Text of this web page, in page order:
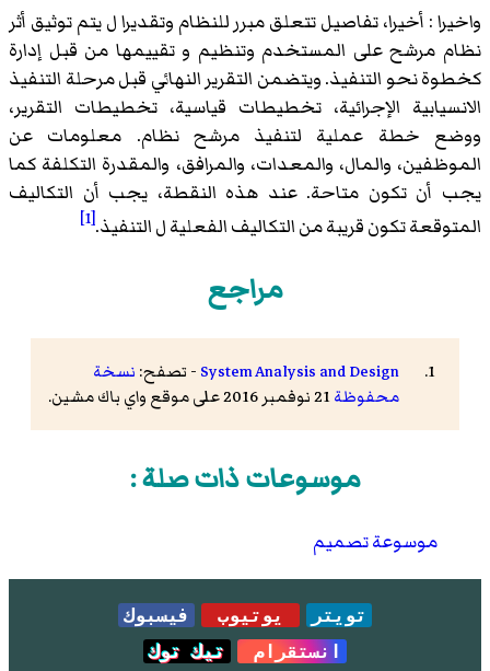
واخيرا : أخيرا، تفاصيل تتعلق مبرر للنظام وتقديرا ل يتم توثيق أثر
نظام مرشح على المستخدم وتنظيم و تقييمها من قبل إدارة
كخطوة نحو التنفيذ. ويتضمن التقرير النهائي قبل مرحلة التنفيذ
الانسيابية الإجرائية، تخطيطات قياسية، تخطيطات التقرير،
ووضع خطة عملية لتنفيذ مرشح نظام. معلومات عن
الموظفين، والمال، والمعدات، والمرافق، والمقدرة التكلفة كما
يجب أن تكون متاحة. عند هذه النقطة، يجب أن التكاليف
المتوقعة تكون قريبة من التكاليف الفعلية ل التنفيذ.[1]
مراجع
System Analysis and Design - تصفح: نسخة
محفوظة
موسوعات ذات صلة :
موسوعة تصميم
تويتر يوتيوب
فيسبوك
انستقرام
تيك توك